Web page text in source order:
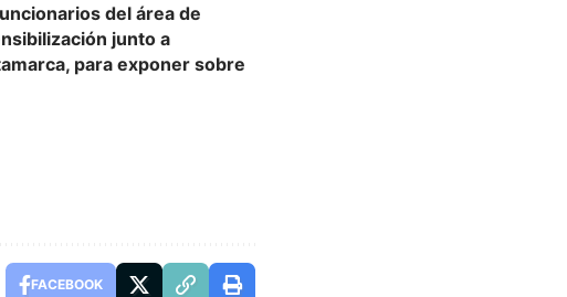
del área de
junto a
para exponer sobre
FACEBOOK